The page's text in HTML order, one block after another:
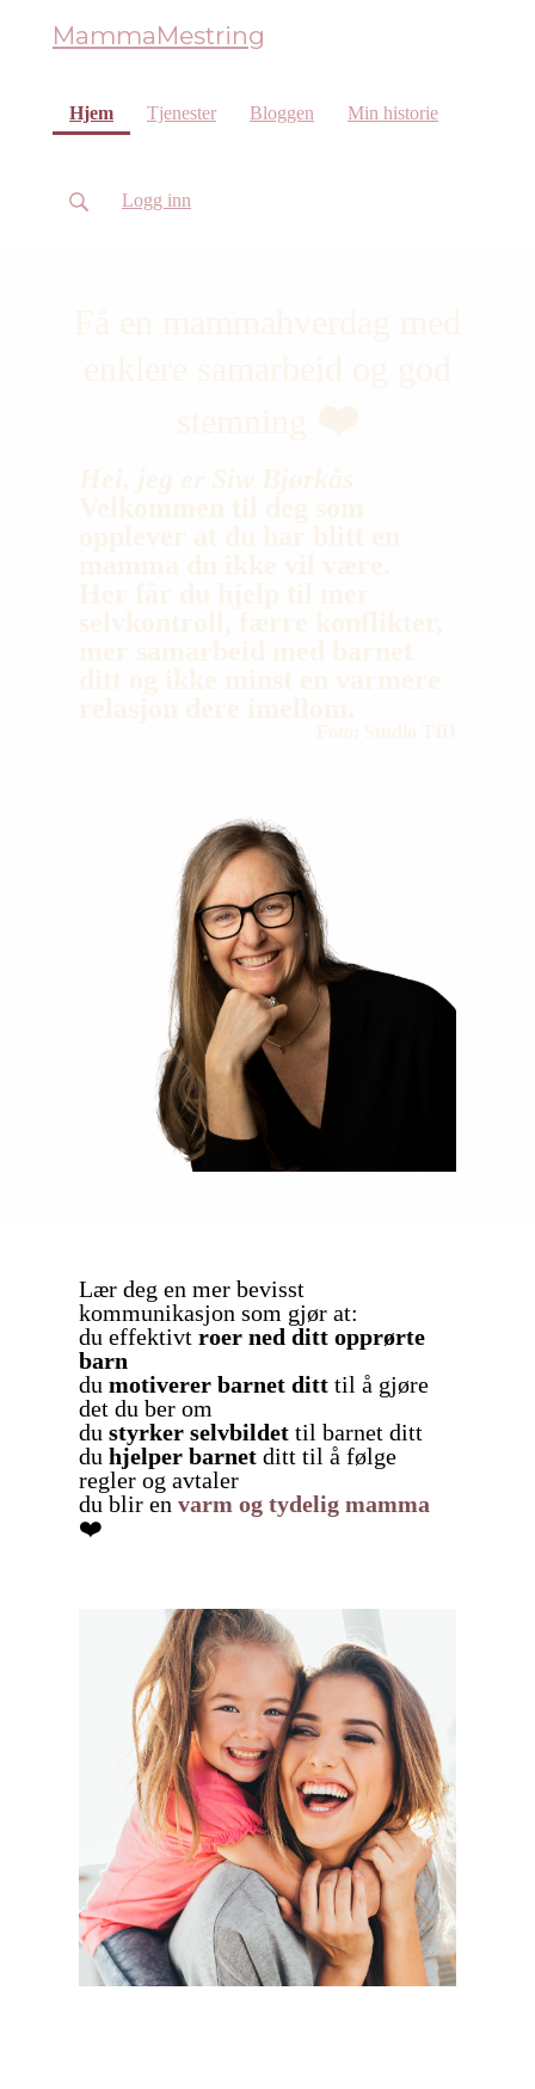
MammaMestring
Hjem(current)
Tjenester Bloggen Min historie
Logg inn
Lær deg en mer bevisst
kommunikasjon som gjør at:
du effektivt roer ned ditt opprørte
barn
du motiverer barnet ditt til å gjøre
det du ber om
du styrker selvbildet til barnet ditt
du hjelper barnet ditt til å følge
regler og avtaler
du blir en varm og tydelig mamma
❤️